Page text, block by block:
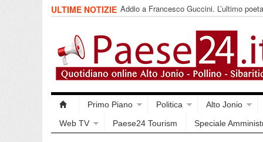
ULTIME NOTIZIE Addio a Francesco Guccini. L’ultimo
impegnata
Primo Piano Politica
Alto Jonio
Web TV
Paese24 Tourism Speciale